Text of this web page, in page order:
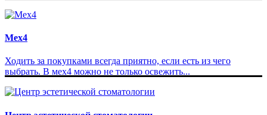
Мех4
Ходить за покупками всегда приятно, если есть из чего
выбрать. В мех4 можно не только освежить...